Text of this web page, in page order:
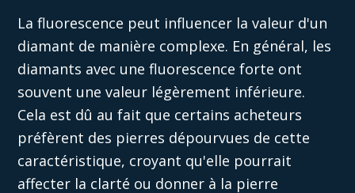
La fluorescence peut influencer la valeur d'un
diamant de manière complexe. En général, les
diamants avec une fluorescence forte ont
souvent une valeur légèrement inférieure.
Cela est dû au fait que certains acheteurs
préfèrent des pierres dépourvues de cette
caractéristique, croyant qu'elle pourrait
affecter la clarté ou donner à la pierre